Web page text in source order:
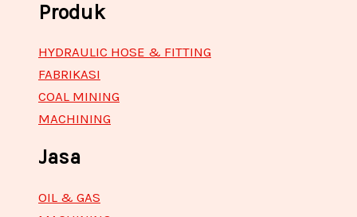
Produk
HYDRAULIC HOSE & FITTING
FABRIKASI
COAL MINING
MACHINING
Jasa
OIL & GAS